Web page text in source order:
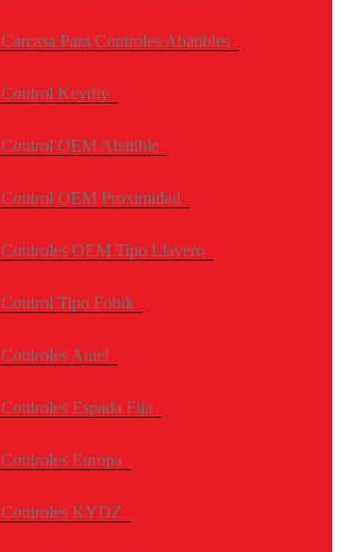
Carcasa Para Controles Abatibles
Control Keydiy
Control OEM Abatible
Control OEM Proximidad
Controles OEM Tipo Llavero
Control Tipo Fobik
Controles Autel
Controles Espada Fija
Controles Europa
Controles KYDZ